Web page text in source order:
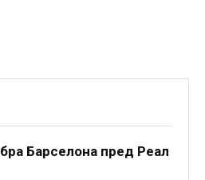
Барселона пред Реал